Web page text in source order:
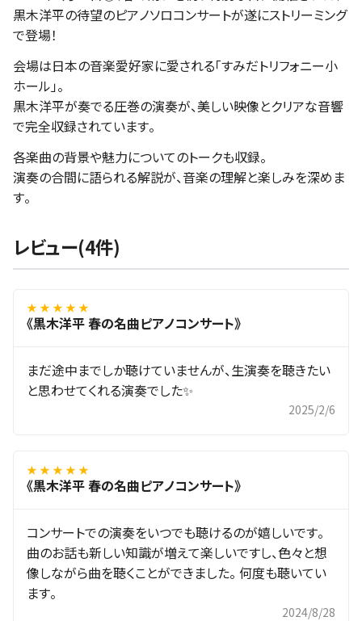
黒木洋平の待望のピアノソロコンサートが遂にストリーミング
で登場！
会場は日本の音楽愛好家に愛される「すみだトリフォニー小
ホール」。
黒木洋平が奏でる圧巻の演奏が、美しい映像とクリアな音響
で完全収録されています。
各楽曲の背景や魅力についてのトークも収録。
演奏の合間に語られる解説が、音楽の理解と楽しみを深めま
す。
レビュー(4件)
★ ★ ★ ★ ★
《黒木洋平 春の名曲ピアノコンサート》
まだ途中までしか聴けていませんが、生演奏を聴きたい
と思わせてくれる演奏でした✨
2025/2/6
★ ★ ★ ★ ★
《黒木洋平 春の名曲ピアノコンサート》
コンサートでの演奏をいつでも聴けるのが嬉しいです。
曲のお話も新しい知識が増えて楽しいですし、色々と想
像しながら曲を聴くことができました。 何度も聴いてい
ます。
2024/8/28